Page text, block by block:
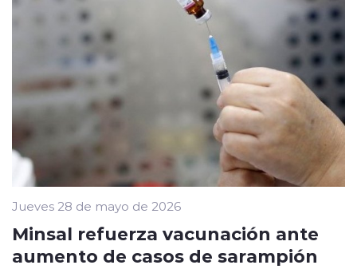
Jueves 28 de mayo de 2026
Minsal refuerza vacunación ante
aumento de casos de sarampión